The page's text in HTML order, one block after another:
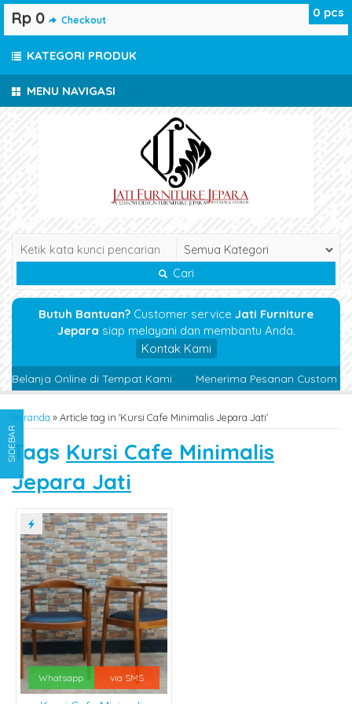
MENU NAVIGASI
Cari
Butuh Bantuan? Customer service Jati Furniture
Jepara siap melayani dan membantu Anda.
Kontak Kami
Belanja Online di Tempat Kami Menerima Pesanan Custom
Beranda »Article tag in 'Kursi Cafe Minimalis Jepara Jati'
Tags Kursi Cafe Minimalis
Jepara Jati
Whatsapp via SMS
0 pcs
Rp 0 Checkout
KATEGORI PRODUK
SIDEBAR